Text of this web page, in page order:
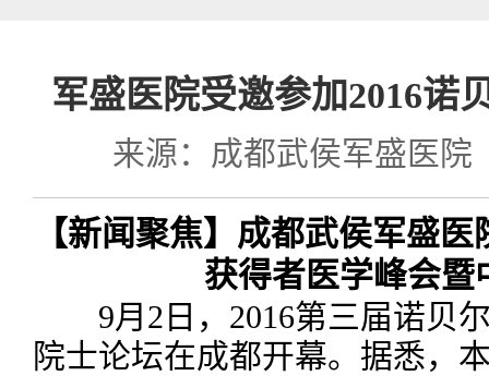
军盛医院受邀参加2016诺
来源：成都武侯军盛医
【新闻聚焦】成都武侯军盛
获得者医学峰会暨
9月2日，2016第三届诺贝
院士论坛在成都开幕。据悉，